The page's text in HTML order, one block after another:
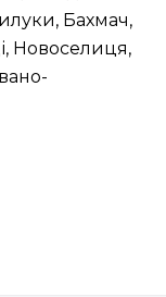
Бахмач,
Новоселиця,